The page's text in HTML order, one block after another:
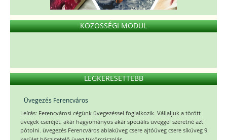
KÖZÖSSÉGI MODUL
LEGKERESETTEBB
Üvegezés Ferencváros
Leírás: Ferencvárosi cégünk üvegezéssel foglalkozik. Vállaljuk a törött
üvegek cseréjét, akár hagyományos akár speciális üveggel szeretné azt
pótolni. üvegezés Ferencváros ablaküveg csere ajtóüveg csere síküveg 9.